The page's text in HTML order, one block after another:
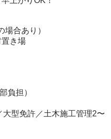
合あり）
き場
負担）
型免許／土木施工管理2〜